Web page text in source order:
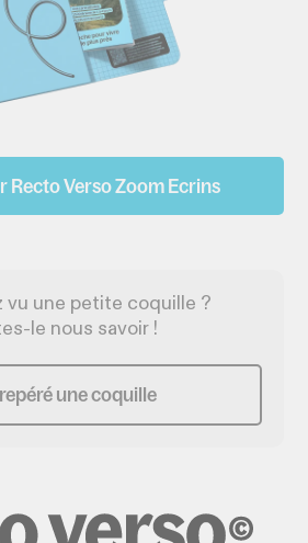
Recto Verso Zoom Ecrins
vu une petite coquille ?
le nous savoir !
une coquille